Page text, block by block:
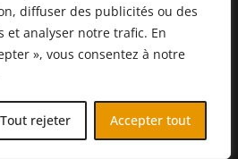
diffuser des publicités ou des
et analyser notre trafic. En
», vous consentez à notre
Tout rejeter Accepter tout
INFOS
de confidentialité
d’auteur
Légales